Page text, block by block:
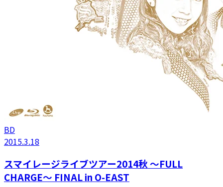
BD
2015.3.18
スマイレージライブツアー2014秋 〜FULL
CHARGE〜 FINAL in O-EAST